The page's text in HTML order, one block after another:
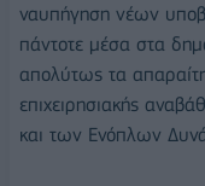
ναυπήγηση νέων
πάντοτε μέσα στα
απολύτως τα
επιχειρησιακής
και των Ενόπλων